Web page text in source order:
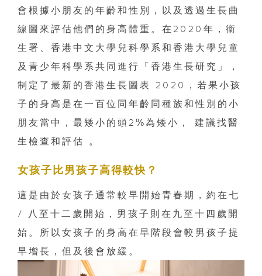
會根據小朋友的年齡和性別，以及透過生長曲
線圖來評估他們的身高體重。在2020年，衞
生署、香港中文大學兒科學系和香港大學兒童
及青少年科學系共同進行「香港生長研究」，
制定了最新的香港生長圖表 2020，若果小孩
子的身高是在一百位同年齡同種族和性別的小
朋友當中，最矮小的頭2%為矮小， 建議找醫
生檢查和評估 。
女孩子比男孩子高得較快？
這是由於女孩子通常較早開始青春期，約在七
/ 八至十二歲開始，男孩子則在九至十四歲開
始。所以女孩子的身高在早階段會較男孩子提
早增長，但及後會放緩。